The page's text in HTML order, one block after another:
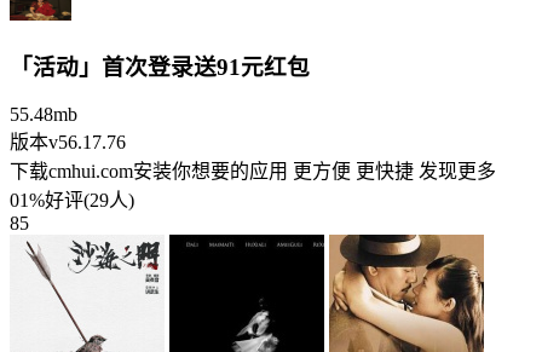
「活动」首次登录送91元红包
55.48mb
版本v56.17.76
下载cmhui.com安装你想要的应用 更方便 更快捷 发现更多
01%好评(29人)
85